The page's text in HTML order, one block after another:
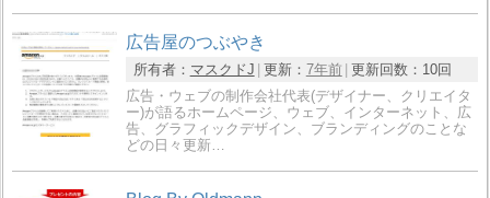
広告屋のつぶやき
所有者： マスクドJ 更新： 7年前 更新回数： 10回
広告・ウェブの制作会社代表(デザイナー、クリエイタ
ー)が語るホームページ、ウェブ、インターネット、広
告、グラフィックデザイン、ブランディングのことな
どの日々更新…